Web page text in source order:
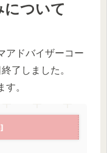
について
アドバイザーコー
了しました。
。